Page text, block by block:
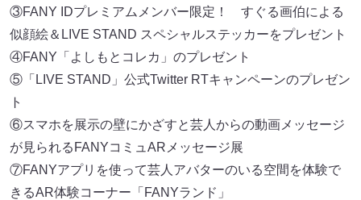
③FANY IDプレミアムメンバー限定！ すぐる画伯による
似顔絵＆LIVE STAND スペシャルステッカーをプレゼント
④FANY「よしもとコレカ」のプレゼント
⑤「LIVE STAND」公式Twitter RTキャンペーンのプレゼン
ト
⑥スマホを展示の壁にかざすと芸人からの動画メッセージ
が見られるFANYコミュARメッセージ展
⑦FANYアプリを使って芸人アバターのいる空間を体験で
きるAR体験コーナー「FANYランド」